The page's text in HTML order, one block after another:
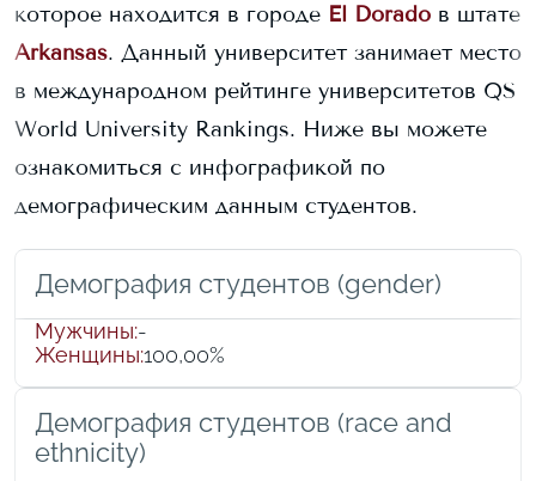
которое находится в городе El Dorado в штате
Arkansas. Данный университет занимает место
в международном рейтинге университетов QS
World University Rankings. Ниже вы можете
ознакомиться с инфографикой по
демографическим данным студентов.
Демография студентов (gender)
Мужчины:-
Женщины:100,00%
Демография студентов (race and
ethnicity)